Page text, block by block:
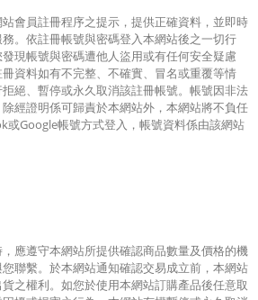
會員註冊程序之提示，提供正確資料，並即時
。依註冊帳號與密碼登入本網站後之一切行
現帳號與密碼遭他人盜用或有任何安全疑慮
資料如有不完整、不確實、冒名或重覆等情
絕、暫停或永久取消該註冊帳號。帳號因非法
經證明係可歸責於本網站外，本網站將不負任
或Google帳號方式登入，帳號資料係由該網站
應遵守本網站所提供確認商品數量及價格的機
聯繫。於本網站通知確認交易成立前，本網站
之權利。如您於使用本網站訂購產品後任意取